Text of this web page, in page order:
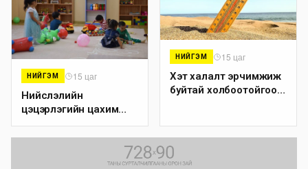
НИЙГЭМ 15 цаг
Нийслэлийн
цэцэрлэгийн цахим
бүртгэл наймдугаар
сарын 10-нд эхэлнэ
НИЙГЭМ 15 цаг
Хэт халалт эрчимжиж
буйтай холбоотойгоор